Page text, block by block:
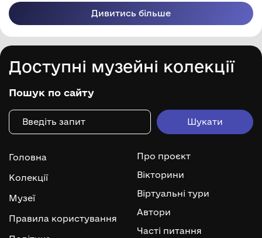
Дивитись більше
Доступні музейні колекції
Пошук по сайту
Головна
Колекції
Музеї
Правила користування
Про проєкт
Вікторини
Віртуальні тури
Автори
Часті питання